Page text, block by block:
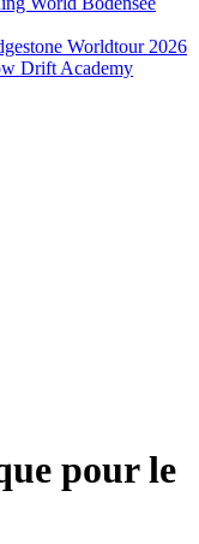
Worldtour 2026
Drift Academy
pour le